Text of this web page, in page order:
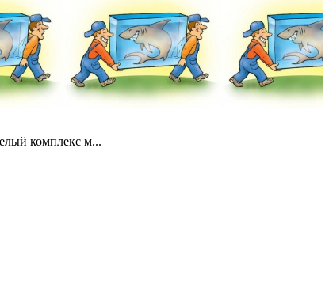
комплекс м...